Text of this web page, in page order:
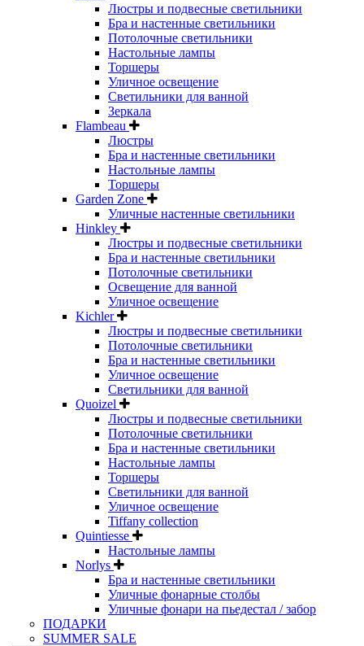
Люстры и подвесные светильники
Бра и настенные светильники
Потолочные светильники
Настольные лампы
Торшеры
Уличное освещение
Светильники для ванной
Зеркала
Flambeau
Люстры
Бра и настенные светильники
Настольные лампы
Торшеры
Garden Zone
Уличные настенные светильники
Hinkley
Люстры и подвесные светильники
Бра и настенные светильники
Потолочные светильники
Освещение для ванной
Уличное освещение
Kichler
Люстры и подвесные светильники
Потолочные светильники
Бра и настенные светильники
Уличное освещение
Светильники для ванной
Quoizel
Люстры и подвесные светильники
Потолочные светильники
Бра и настенные светильники
Настольные лампы
Торшеры
Светильники для ванной
Уличное освещение
Tiffany collection
Quintiesse
Настольные лампы
Norlys
Бра и настенные светильники
Уличные фонарные столбы
Уличные фонари на пьедестал / забор
ПОДАРКИ
SUMMER SALE